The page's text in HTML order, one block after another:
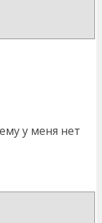
у меня нет